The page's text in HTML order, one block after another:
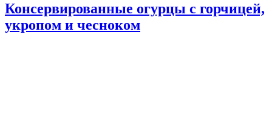
Консервированные огурцы с горчицей,
укропом и чесноком